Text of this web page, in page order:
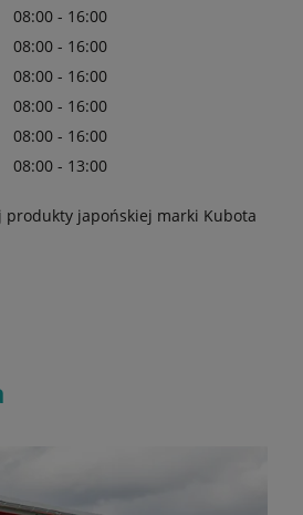
08:00 - 16:00
08:00 - 16:00
08:00 - 16:00
08:00 - 16:00
08:00 - 16:00
08:00 - 13:00
produkty japońskiej marki Kubota